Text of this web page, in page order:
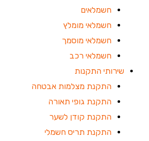
חשמלאים
חשמלאי מומלץ
חשמלאי מוסמך
חשמלאי רכב
שירותי התקנות
התקנת מצלמות אבטחה
התקנת גופי תאורה
התקנת קודן לשער
התקנת תריס חשמלי